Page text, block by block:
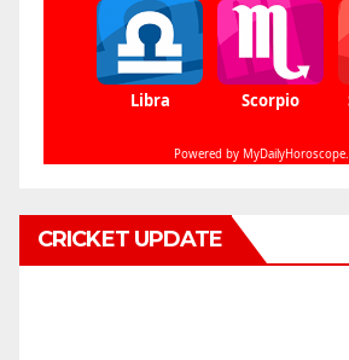
CRICKET UPDATE